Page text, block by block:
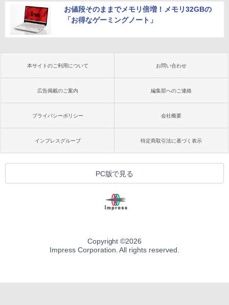
お値段そのままでメモリ倍増！メモリ32GBの
「お得なゲーミングノート」
本サイトのご利用について お問い合わせ
広告掲載のご案内 編集部へのご連絡
プライバシーポリシー 会社概要
インプレスグループ 特定商取引法に基づく表示
PC版で見る
Copyright ©2026
Impress Corporation. All rights reserved.